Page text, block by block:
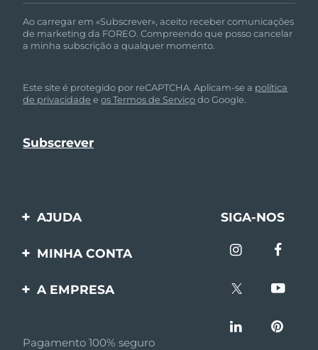
Ao carregar em «Subscrever», aceito receber comunicações
de marketing da FOREO. Compreendo que posso cancelar
a minha subscrição a qualquer momento.
Este site é protegido por reCAPTCHA. Aplicam-se a política
de privacidade eos Termos de Serviçodo Google.
AJUDA
Entre em contato
SIGA-NOS
MINHA CONTA
Registro de produto
A EMPRESA
Afiliados
Pagamento 100% seguro